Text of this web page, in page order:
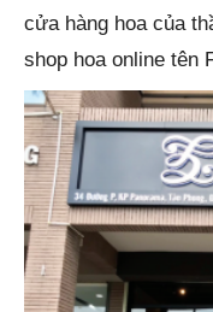
cửa hàng hoa của
shop hoa online tên